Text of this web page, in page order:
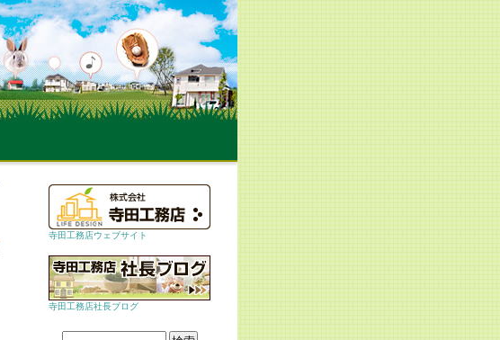
寺田工務店ウェブサイト
寺田工務店社長ブログ